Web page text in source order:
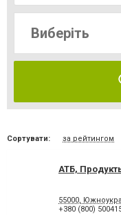
Сортувати: за рейтингом
АТБ,
55000,
+380 (800)